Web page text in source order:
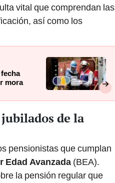
vital que comprendan las
así como los
mora
de la
pensionistas que cumplan
Edad Avanzada (BEA).
la pensión regular que